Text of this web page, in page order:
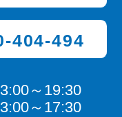
404-494
～19:30
～17:30